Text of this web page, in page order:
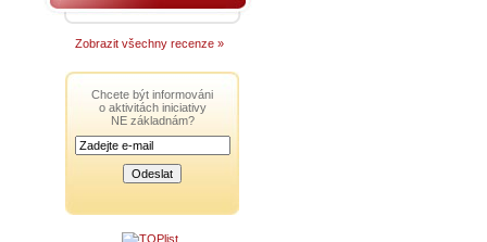
Zobrazit všechny recenze »
Chcete být informováni
o aktivitách iniciativy
NE základnám?